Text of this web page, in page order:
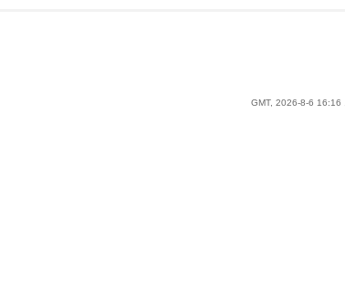
GMT, 2026-8-6 16:16